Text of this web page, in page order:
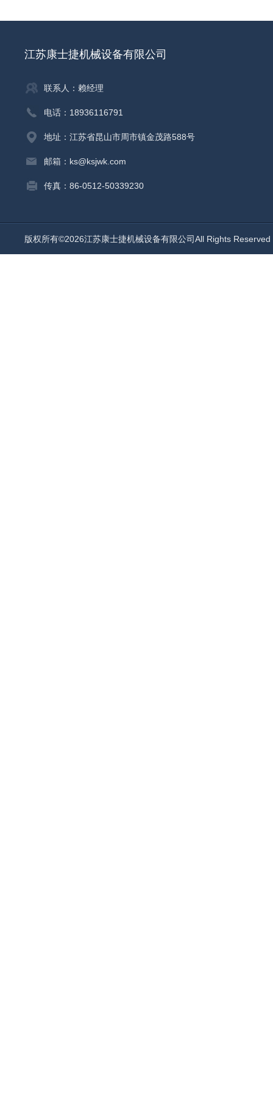
江苏康士捷机械设备有限公司
联系人：赖经理
电话：18936116791
地址：江苏省昆山市周市镇金茂路588号
邮箱：ks@ksjwk.com
传真：86-0512-50339230
版权所有©2026江苏康士捷机械设备有限公司All Rights